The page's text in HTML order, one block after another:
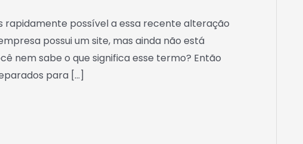
rapidamente possível a essa recente alteração
possui um site, mas ainda não está
nem sabe o que significa esse termo? Então
para […]